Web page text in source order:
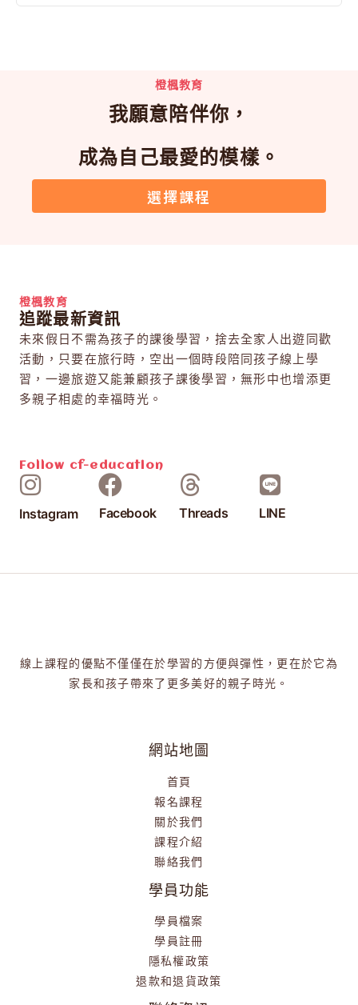
橙楓教育
我願意陪伴你，
成為自己最愛的模樣。
選擇課程
橙楓教育
追蹤最新資訊
未來假日不需為孩子的課後學習，捨去全家人出遊同歡
活動，只要在旅行時，空出一個時段陪同孩子線上學
習，一邊旅遊又能兼顧孩子課後學習，無形中也增添更
多親子相處的幸福時光。
Follow cf-education
Instagram Facebook Threads LINE
線上課程的優點不僅僅在於學習的方便與彈性，更在於它為
家長和孩子帶來了更多美好的親子時光。
網站地圖
首頁
報名課程
關於我們
課程介紹
聯絡我們
學員功能
學員檔案
學員註冊
隱私權政策
退款和退貨政策